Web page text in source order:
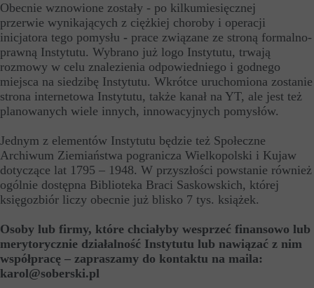
Obecnie wznowione zostały - po kilkumiesięcznej
przerwie wynikających z ciężkiej choroby i operacji
inicjatora tego pomysłu - prace związane ze stroną formalno-
prawną Instytutu. Wybrano już logo Instytutu, trwają
rozmowy w celu znalezienia odpowiedniego i godnego
miejsca na siedzibę Instytutu. Wkrótce uruchomiona zostanie
strona internetowa Instytutu, także kanał na YT, ale jest też
planowanych wiele innych, innowacyjnych pomysłów.
Jednym z elementów Instytutu będzie też Społeczne
Archiwum Ziemiaństwa pogranicza Wielkopolski i Kujaw
dotyczące lat 1795 – 1948. W przyszłości powstanie również
ogólnie dostępna Biblioteka Braci Saskowskich, której
księgozbiór liczy obecnie już blisko 7 tys. książek.
Osoby lub firmy, które chciałyby wesprzeć finansowo lub
merytorycznie działalność Instytutu lub nawiązać z nim
współpracę – zapraszamy do kontaktu na maila:
karol@soberski.pl